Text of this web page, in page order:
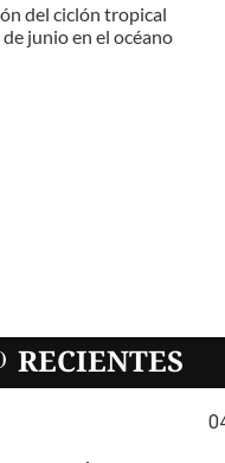
del ciclón tropical
de junio en el océano
RECIENTES